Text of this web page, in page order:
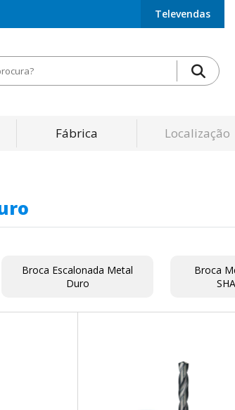
Televendas
Fábrica Localização
Broca Escalonada Metal
Duro
Broca